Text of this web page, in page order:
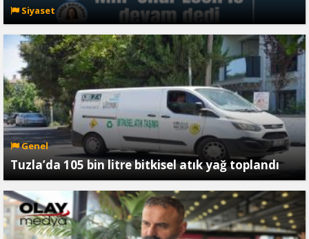
Siyaset
Genel
Tuzla’da 105 bin litre bitkisel atık yağ toplandı